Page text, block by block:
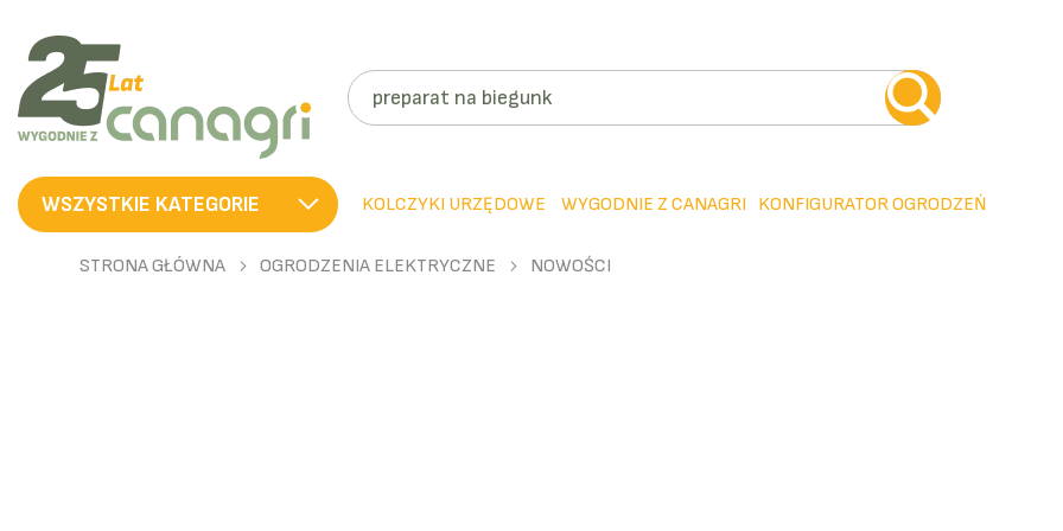
SZUKAJ
WSZYSTKIE KATEGORIE KOLCZYKI URZĘDOWE WYGODNIE Z CANAGRI KONFIGURATOR OGRODZEŃ
STRONA GŁÓWNA OGRODZENIA ELEKTRYCZNE NOWOŚCI